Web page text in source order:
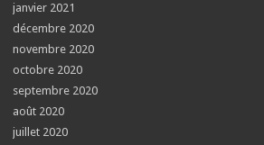
janvier 2021
décembre 2020
novembre 2020
octobre 2020
septembre 2020
août 2020
juillet 2020